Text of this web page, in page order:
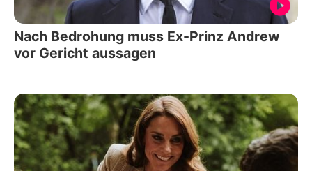
Nach Bedrohung muss Ex-Prinz Andrew
vor Gericht aussagen